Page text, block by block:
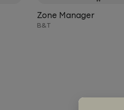
Zone Manager
B&T